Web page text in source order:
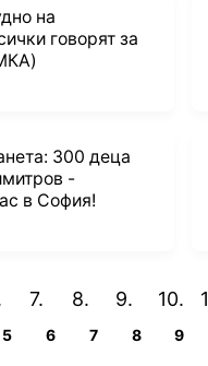
на
говорят за
300 деца
-
в София!
5 6 7 8 9